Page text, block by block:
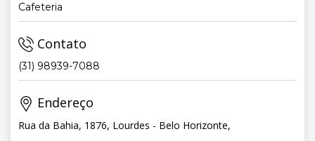
Cafeteria
Contato
(31) 98939-7088
Endereço
Rua da Bahia, 1876, Lourdes - Belo Horizonte,